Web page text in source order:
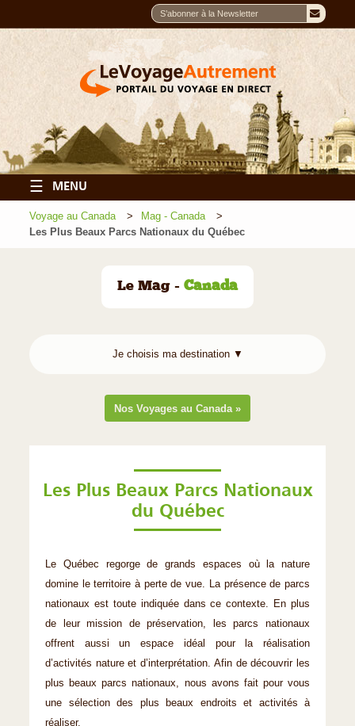
☰ MENU
Voyage au Canada
Mag - Canada
Les Plus Beaux Parcs Nationaux du Québec
Le Mag - Canada
Nos Voyages au Canada »
Les Plus Beaux Parcs Nationaux
du Québec
Le Québec regorge de grands espaces où la nature
domine le territoire à perte de vue. La présence de parcs
nationaux est toute indiquée dans ce contexte. En plus
de leur mission de préservation, les parcs nationaux
offrent aussi un espace idéal pour la réalisation
d’activités nature et d’interprétation. Afin de découvrir les
plus beaux parcs nationaux, nous avons fait pour vous
une sélection des plus beaux endroits et activités à
réaliser.